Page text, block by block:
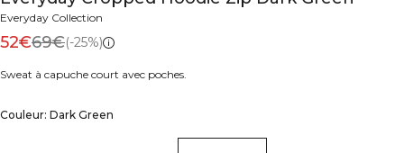
Everyday Collection
52€69€(-25%)
Sweat à capuche court avec poches.
Couleur: Dark Green